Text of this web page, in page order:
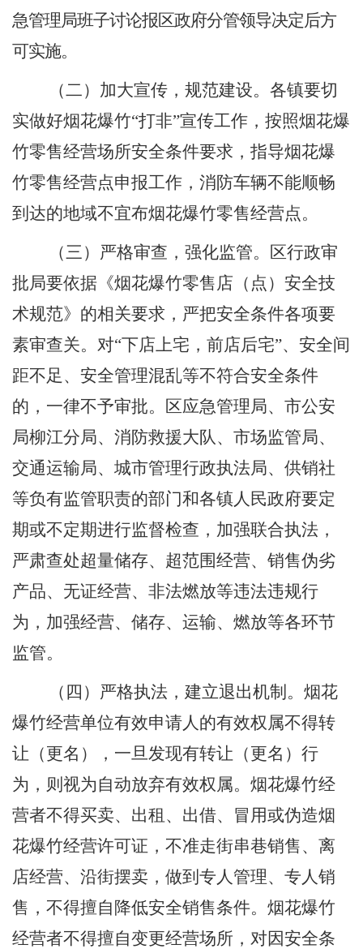
急管理局班子讨论报区政府分管领导决定后方
可实施。
（二）加大宣传，规范建设。各镇要切
实做好烟花爆竹“打非”宣传工作，按照烟花爆
竹零售经营场所安全条件要求，指导烟花爆
竹零售经营点申报工作，消防车辆不能顺畅
到达的地域不宜布烟花爆竹零售经营点。
（三）严格审查，强化监管。区行政审
批局要依据《烟花爆竹零售店（点）安全技
术规范》的相关要求，严把安全条件各项要
素审查关。对“下店上宅，前店后宅”、安全间
距不足、安全管理混乱等不符合安全条件
的，一律不予审批。区应急管理局、 市公安
局柳江分局、消防救援大队、市场监管局、
交通运输局、城市管理行政执法局、供销社
等负有监管职责的部门和各镇人民政府要定
期或不定期进行监督检查，加强联合执法，
严肃查处超量储存、超范围经营、销售伪劣
产品、无证经营、非法燃放等违法违规行
为，加强经营、储存、运输、燃放等各环节
监管。
（四）严格执法，建立退出机制。烟花
爆竹经营单位有效申请人的有效权属不得转
让（更名），一旦发现有转让（更名）行
为，则视为自动放弃有效权属。烟花爆竹经
营者不得买卖、出租、出借、冒用或伪造烟
花爆竹经营许可证，不准走街串巷销售、离
店经营、沿街摆卖，做到专人管理、专人销
售，不得擅自降低安全销售条件。烟花爆竹
经营者不得擅自变更经营场所，对因安全条